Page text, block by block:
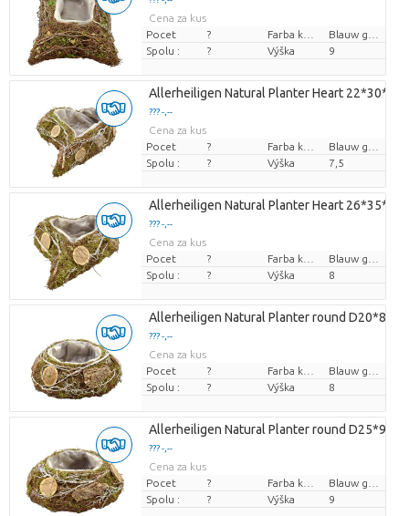
Cena za kus
Pocet
?
Spolu :
? Výška 9
Allerheiligen Natural Planter Heart
??? -,--
Cena za kus
Pocet
?
Spolu :
? Výška 7,5
Allerheiligen Natural Planter Heart
??? -,--
Cena za kus
Pocet
?
Spolu :
? Výška 8
Allerheiligen Natural Planter round D20*8cm
??? -,--
Cena za kus
Pocet
?
Spolu :
? Výška 8
Allerheiligen Natural Planter round D25*9cm
??? -,--
Cena za kus
Pocet
?
Spolu :
? Výška 9